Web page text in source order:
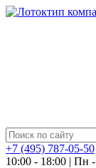
+7 (495) 787-05-50
10:00 - 18:00 | Пн